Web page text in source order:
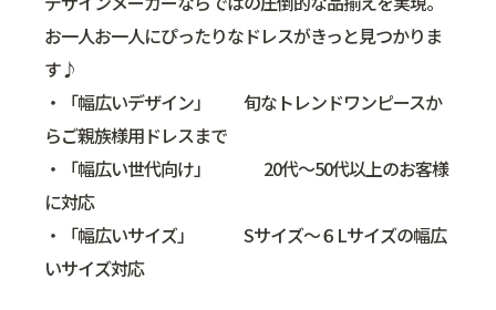
お一人お一人にぴったりなドレスがきっと見つかりま
す♪
・「幅広いデザイン」 旬なトレンドワンピースか
らご親族様用ドレスまで
・「幅広い世代向け」 20代～50代以上のお客様
に対応
・「幅広いサイズ」 Sサイズ～６Lサイズの幅広
いサイズ対応